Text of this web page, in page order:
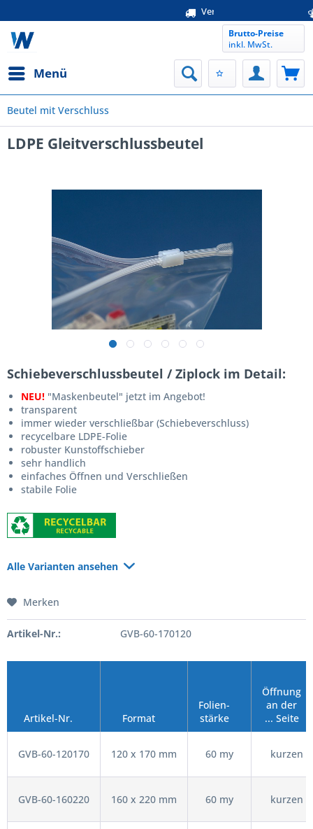
kostenloser
Menü
Brutto-Preise
inkl. MwSt.
Beutel mit Verschluss
LDPE Gleitverschlussbeutel
Schiebeverschlussbeutel / Ziplock im Detail:
NEU! "Maskenbeutel" jetzt im Angebot!
transparent
immer wieder verschließbar (Schiebeverschluss)
recycelbare LDPE-Folie
robuster Kunstoffschieber
sehr handlich
einfaches Öffnen und Verschließen
stabile Folie
Alle Varianten ansehen
Merken
Artikel-Nr.: GVB-60-170120
Artikel-Nr. Format
Folien-
stärke
Öffnung
an der
... Seite
GVB-60-120170 120 x 170 mm 60 my kurzen
GVB-60-160220 160 x 220 mm 60 my kurzen